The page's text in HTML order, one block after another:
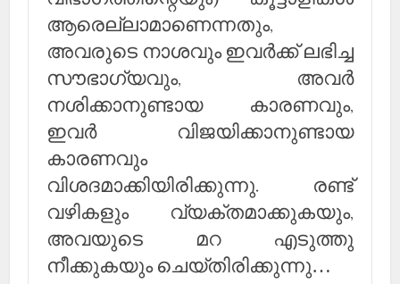
ആരെല്ലാമാണെന്നതും,
അവരുടെ നാശവും ഇവര്‍ക്ക് ലഭിച്ച
സൗഭാഗ്യവും, അവര്‍
നശിക്കാനുണ്ടായ കാരണവും,
ഇവര്‍ വിജയിക്കാനുണ്ടായ
കാരണവും
വിശദമാക്കിയിരിക്കുന്നു. രണ്ട്
വഴികളും വ്യക്തമാക്കുകയും,
അവയുടെ മറ എടുത്തു
നീക്കുകയും ചെയ്തിരിക്കുന്നു…